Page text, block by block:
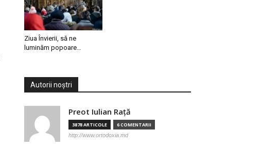
Ziua Învierii, să ne
luminăm popoare…
Autorii noștri
Preot Iulian Raţă
3878 ARTICOLE 6 COMENTARII
http://www.ortodoxia.md